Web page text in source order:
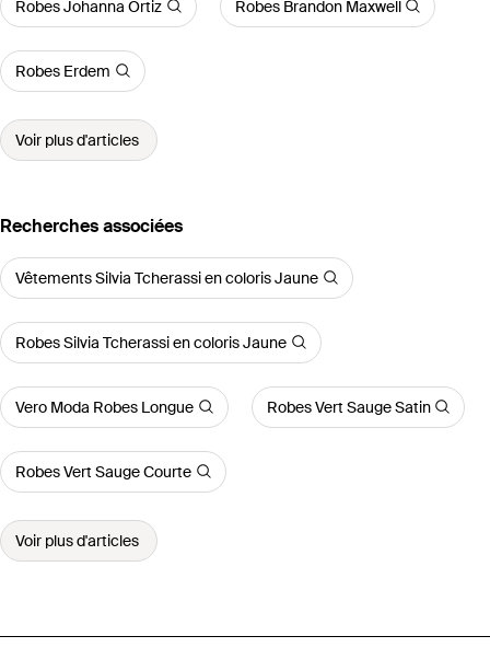
Robes Johanna Ortiz Robes Brandon Maxwell
Robes Erdem
Voir plus d'articles
Recherches associées
Vêtements Silvia Tcherassi en coloris Jaune
Robes Silvia Tcherassi en coloris Jaune
Vero Moda Robes Longue Robes Vert Sauge Satin
Robes Vert Sauge Courte
Voir plus d'articles